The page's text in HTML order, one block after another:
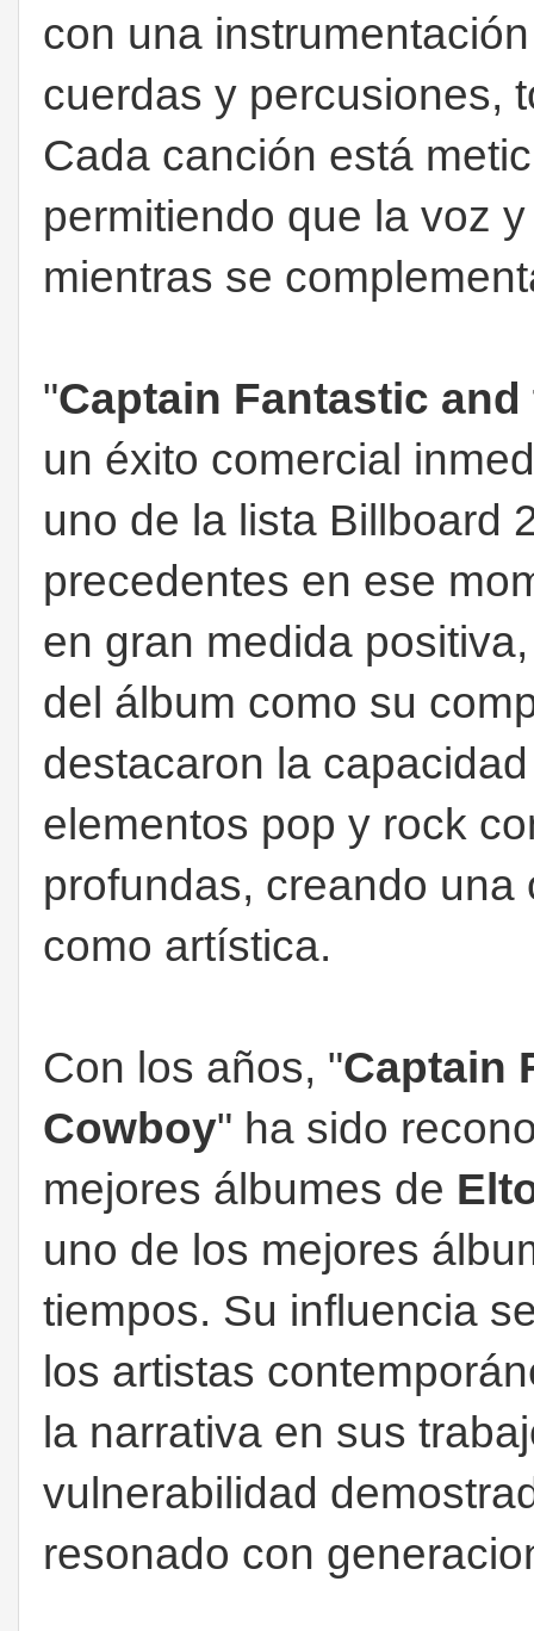
con una
cuerdas y percusiones,
Cada canción está
permitiendo que la voz
mientras se
"Captain Fantastic
un éxito comercial
uno de la lista Billboard
precedentes en ese
en gran medida
del álbum como su
destacaron la
elementos pop y rock
profundas, creando
como artística.
Con los años, "Captain
Cowboy" ha sido
mejores álbumes de
uno de los mejores
tiempos. Su influencia
los artistas
la narrativa en sus
vulnerabilidad
resonado con